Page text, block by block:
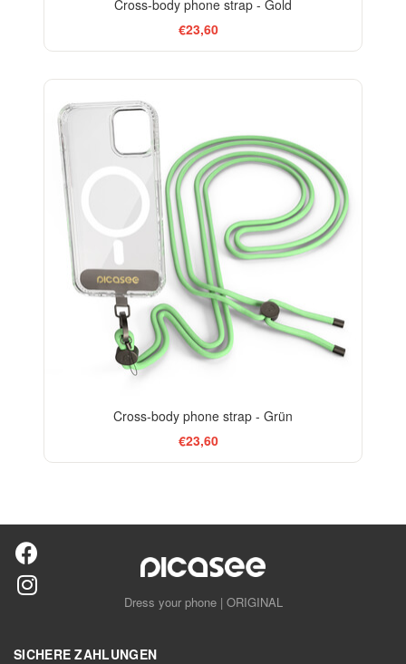
Cross-body phone strap - Gold
€23,60
Cross-body phone strap - Grün
€23,60
Dress your phone | ORIGINAL
SICHERE ZAHLUNGEN